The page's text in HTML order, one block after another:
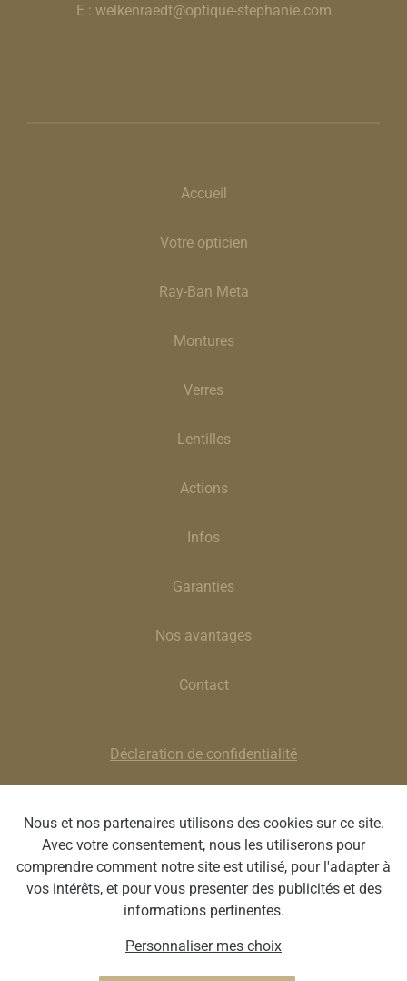
Accueil
Votre opticien
Ray-Ban Meta
Montures
Verres
Lentilles
Actions
Infos
Garanties
Nos avantages
Contact
Déclaration de confidentialité
Webdesign by Optic Libre
Optique Stephanie | Rue de la Poste 9, 4900 Spa | BE
0751.847.889 | T : 087 77 42 50 | E :
spa@optique-
stephanie.com
E : welkenraedt@optique-stephanie.com
Nous et nos partenaires utilisons des cookies sur ce site.
Avec votre consentement, nous les utiliserons pour
comprendre comment notre site est utilisé, pour l'adapter à
vos intérêts, et pour vous presenter des publicités et des
informations pertinentes.
Personnaliser mes choix